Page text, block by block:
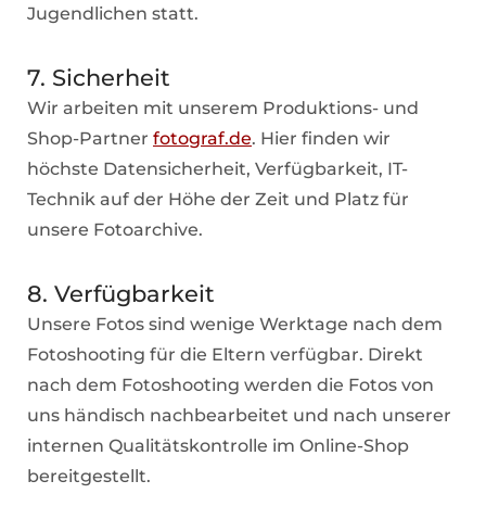
Jugendlichen statt.
7. Sicherheit
Wir arbeiten mit unserem Produktions- und
Shop-Partner fotograf.de. Hier finden wir
höchste Datensicherheit, Verfügbarkeit, IT-
Technik auf der Höhe der Zeit und Platz für
unsere Fotoarchive.
8. Verfügbarkeit
Unsere Fotos sind wenige Werktage nach dem
Fotoshooting für die Eltern verfügbar. Direkt
nach dem Fotoshooting werden die Fotos von
uns händisch nachbearbeitet und nach unserer
internen Qualitätskontrolle im Online-Shop
bereitgestellt.